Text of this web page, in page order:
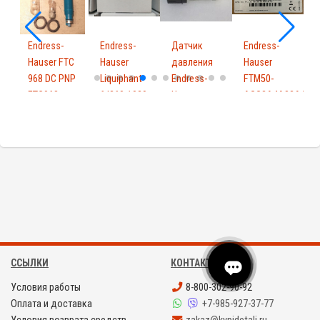
Endress-
Hauser FTC
968 DC PNP
FTC968
Endress-
Hauser
Liquiphant
ftl260-1029
Датчик
давления
Endress-
Hauser
Endress-
Hauser
FTM50-
AGG2A4A32AA
ССЫЛКИ
Условия работы
Оплата и доставка
КОНТАКТЫ
8-800-302-90-92
+7-985-927-37-77